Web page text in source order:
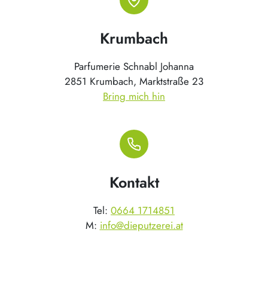
Krumbach
Parfumerie Schnabl Johanna
2851 Krumbach, Marktstraße 23
Bring mich hin
Kontakt
Tel: 0664 1714851
M: info@dieputzerei.at